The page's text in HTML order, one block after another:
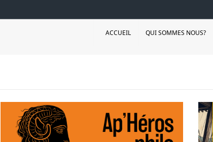
ACCUEIL QUI SOMMES NOUS?